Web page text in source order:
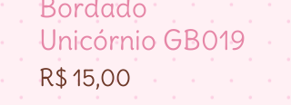
Bordado
Unicórnio GB019
R$ 15,00 Preço